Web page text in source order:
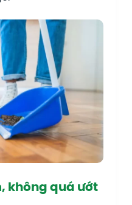
không quá ướt